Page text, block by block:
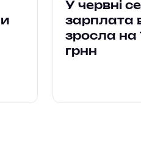
У червні
зарплата
зросла на
грнн